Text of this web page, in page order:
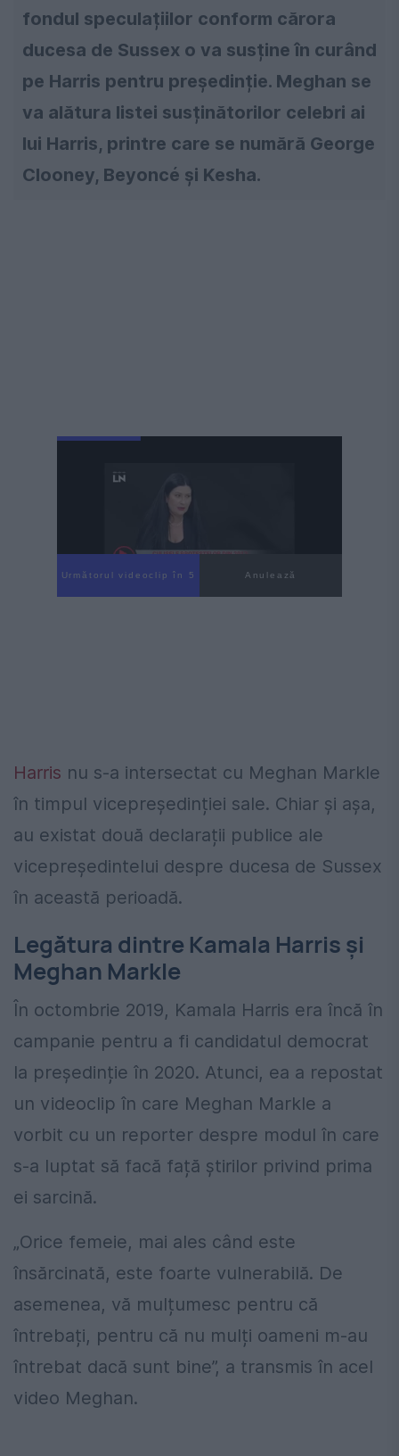
fondul speculațiilor conform cărora
ducesa de Sussex o va susține în curând
pe Harris pentru președinție. Meghan se
va alătura listei susținătorilor celebri ai
lui Harris, printre care se numără George
Clooney, Beyoncé și Kesha.
Următorul videoclip în 3 Anulează
Harris nu s-a intersectat cu Meghan Markle
în timpul vicepreședinției sale. Chiar și așa,
au existat două declarații publice ale
vicepreședintelui despre ducesa de Sussex
în această perioadă.
Legătura dintre Kamala Harris și
Meghan Markle
În octombrie 2019, Kamala Harris era încă în
campanie pentru a fi candidatul democrat
la președinție în 2020. Atunci, ea a repostat
un videoclip în care Meghan Markle a
vorbit cu un reporter despre modul în care
s-a luptat să facă față știrilor privind prima
ei sarcină.
„Orice femeie, mai ales când este
însărcinată, este foarte vulnerabilă. De
asemenea, vă mulțumesc pentru că
întrebați, pentru că nu mulți oameni m-au
întrebat dacă sunt bine”, a transmis în acel
video Meghan.